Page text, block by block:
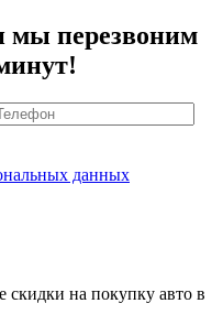
мы перезвоним
данных
скидки на покупку авто в